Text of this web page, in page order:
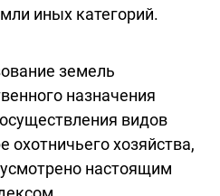
иных категорий.
земель
назначения
видов
охотничьего хозяйства,
настоящим